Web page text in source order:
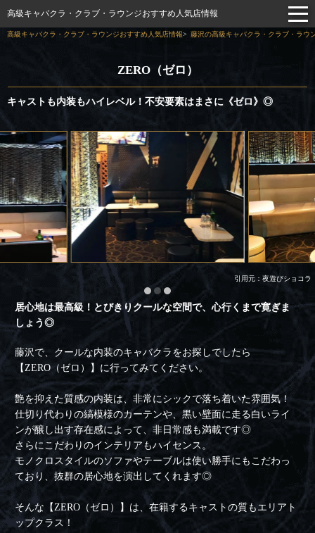
高級キャバクラ・クラブ・ラウンジおすすめ人気店情報
高級キャバクラ・クラブ・ラウンジおすすめ人気店情報 藤沢の高級キャバクラ・クラブ・ラウ
ZERO（ゼロ）
キャストも内装もハイレベル！不安要素はまさに《ゼロ》◎
引用元：夜遊びショコラ
居心地は最高級！とびきりクールな空間で、心行くまで寛ぎま
しょう◎
藤沢で、クールな内装のキャバクラをお探しでしたら
【ZERO（ゼロ）】に行ってみてください。
艶を抑えた質感の内装は、非常にシックで落ち着いた雰囲気！
仕切り代わりの縞模様のカーテンや、黒い壁面に走る白いライ
ンが醸し出す存在感によって、非日常感も満載です◎
さらにこだわりのインテリアもハイセンス。
モノクロスタイルのソファやテーブルは使い勝手にもこだわっ
ており、抜群の居心地を演出してくれます◎
そんな【ZERO（ゼロ）】は、在籍するキャストの質もエリアト
ップクラス！